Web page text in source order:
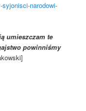
narodowi-
umieszczam te
powinniśmy